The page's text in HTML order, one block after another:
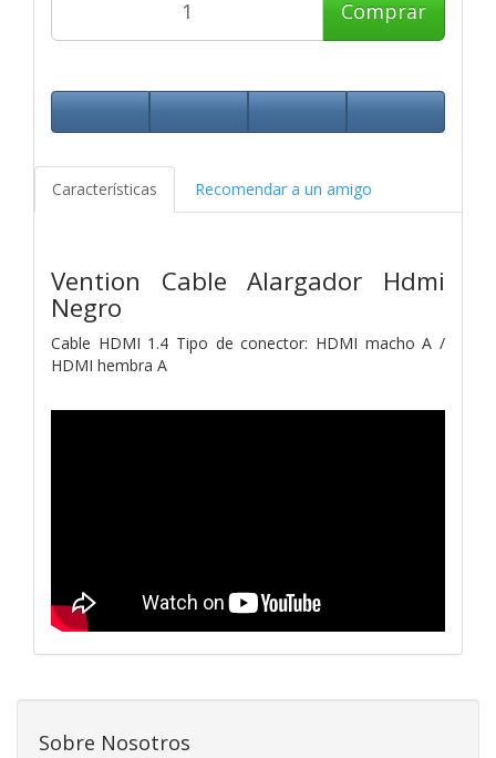
Comprar
Características Recomendar a un amigo
Vention Cable Alargador Hdmi
Negro
Cable HDMI 1.4 Tipo de conector: HDMI macho A /
HDMI hembra A
Sobre Nosotros